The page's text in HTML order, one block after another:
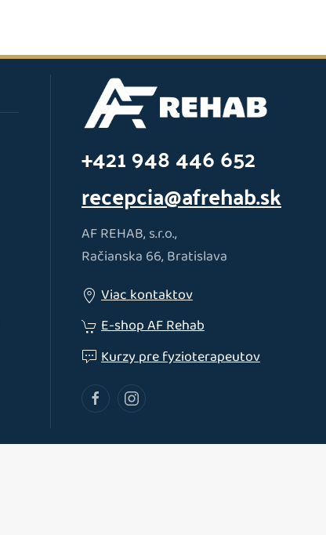
+421 948 446 652
recepcia@afrehab.sk
AF REHAB, s.r.o.,
Račianska 66, Bratislava
Viac kontaktov
E-shop AF Rehab
Kurzy pre fyzioterapeutov